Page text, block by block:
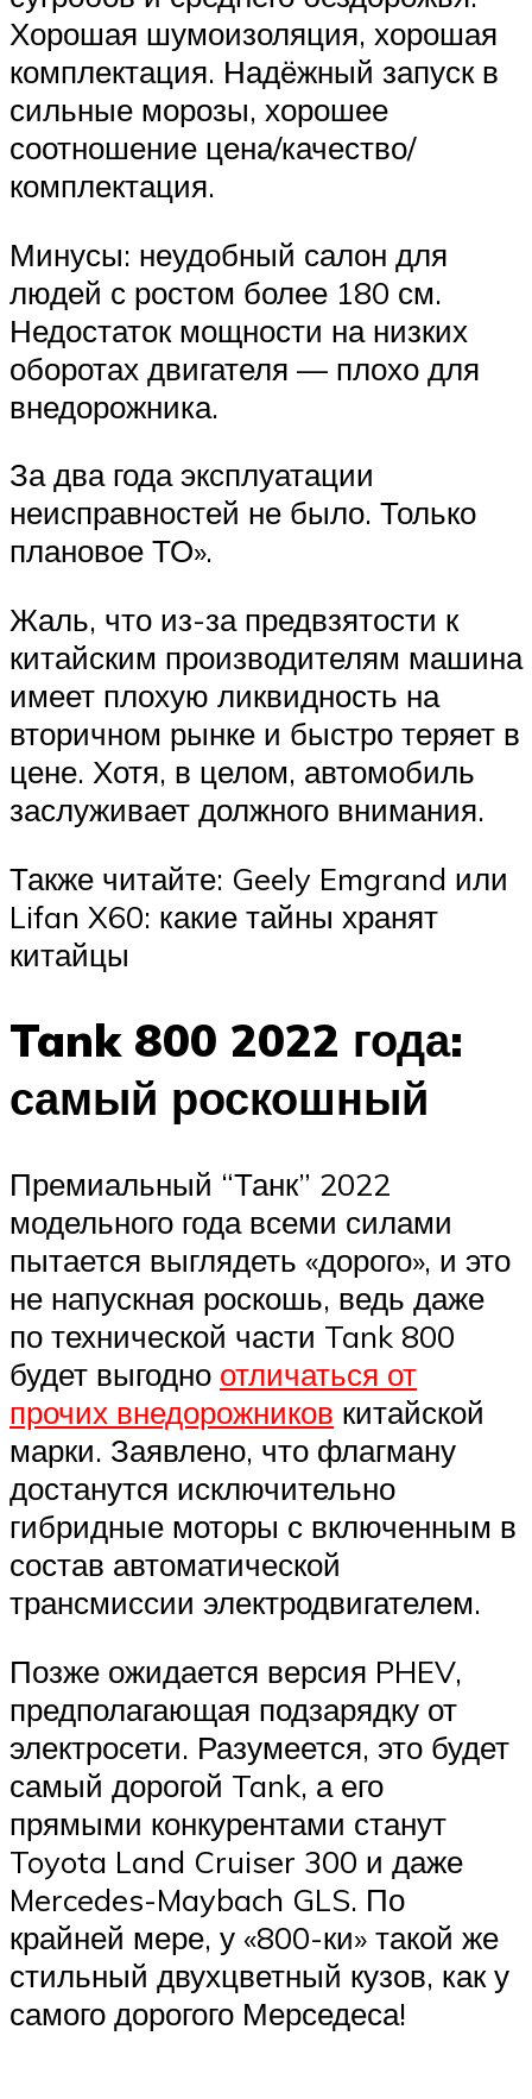
Хорошая шумоизоляция, хорошая
комплектация. Надёжный запуск в
сильные морозы, хорошее
соотношение цена/качество/
комплектация.
Минусы: неудобный салон для
людей с ростом более 180 см.
Недостаток мощности на низких
оборотах двигателя — плохо для
внедорожника.
За два года эксплуатации
неисправностей не было. Только
плановое ТО».
Жаль, что из-за предвзятости к
китайским производителям машина
имеет плохую ликвидность на
вторичном рынке и быстро теряет в
цене. Хотя, в целом, автомобиль
заслуживает должного внимания.
Также читайте: Geely Emgrand или
Lifan X60: какие тайны хранят
китайцы
Tank 800 2022 года:
самый роскошный
Премиальный “Танк” 2022
модельного года всеми силами
пытается выглядеть «дорого», и это
не напускная роскошь, ведь даже
по технической части Tank 800
будет выгодно отличаться от
прочих внедорожников китайской
марки. Заявлено, что флагману
достанутся исключительно
гибридные моторы с включенным в
состав автоматической
трансмиссии электродвигателем.
Позже ожидается версия PHEV,
предполагающая подзарядку от
электросети. Разумеется, это будет
самый дорогой Tank, а его
прямыми конкурентами станут
Toyota Land Cruiser 300 и даже
Mercedes-Maybach GLS. По
крайней мере, у «800-ки» такой же
стильный двухцветный кузов, как у
самого дорогого Мерседеса!